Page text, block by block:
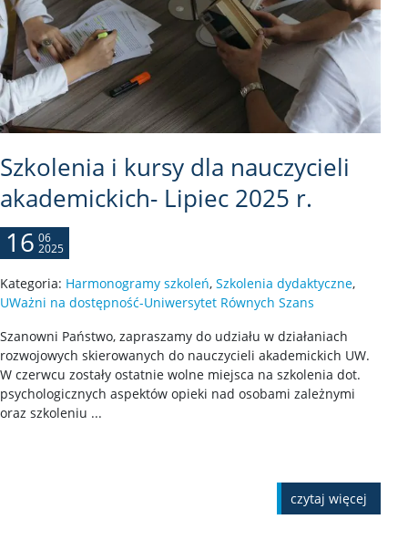
Szkolenia i kursy dla nauczycieli
akademickich- Lipiec 2025 r.
16 06
2025
Kategoria: Harmonogramy szkoleń, Szkolenia dydaktyczne,
UWażni na dostępność-Uniwersytet Równych Szans
Szanowni Państwo, zapraszamy do udziału w działaniach
rozwojowych skierowanych do nauczycieli akademickich UW.
W czerwcu zostały ostatnie wolne miejsca na szkolenia dot.
psychologicznych aspektów opieki nad osobami zależnymi
oraz szkoleniu ...
czytaj więcej